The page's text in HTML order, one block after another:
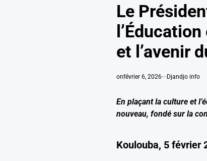
Le
et l’avenir
onfévrier 6, 2026 Djandjo info
En plaçant la culture et
nouveau, fondé sur la
Koulouba, 5 février